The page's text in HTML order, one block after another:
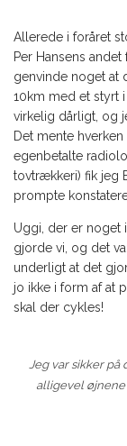
Allerede i foråret
Per Hansens
genvinde noget at
10km med et styrt
virkelig dårligt, og
Det mente
egenbetalte
tovtrækkeri) fik jeg
prompte
Uggi, der er noget
gjorde vi, og det
underligt at det
jo ikke i form af at
skal der cykles!
Jeg var sikker på
alligevel øjnene